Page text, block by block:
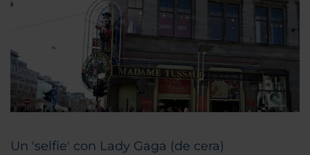
Un 'selfie' con Lady Gaga (de cera)